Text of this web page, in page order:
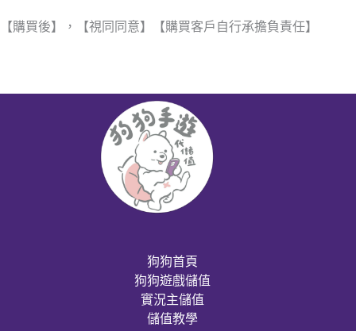
【購買後】，【視同同意】【購買客戶自行承擔負責任】
狗狗首頁
狗狗遊戲儲值
實況主儲值
儲值教學